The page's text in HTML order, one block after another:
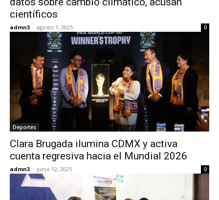
científicos
admn3 - agosto 1, 2025 0
Deportes
Clara Brugada ilumina CDMX y activa
cuenta regresiva hacia el Mundial 2026
admn3 - junio 12, 2025 0